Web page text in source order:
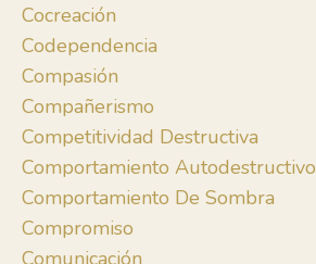
Cocreación
Codependencia
Compasión
Compañerismo
Competitividad Destructiva
Comportamiento Autodestructivo
Comportamiento De Sombra
Compromiso